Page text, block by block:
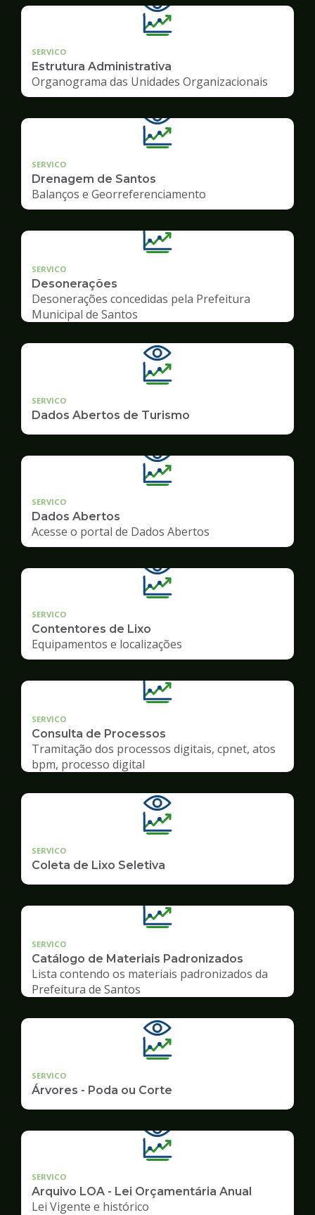
SERVICO
Estrutura Administrativa
Organograma das Unidades Organizacionais
SERVICO
Drenagem de Santos
Balanços e Georreferenciamento
SERVICO
Desonerações
Desonerações concedidas pela Prefeitura
Municipal de Santos
SERVICO
Dados Abertos de Turismo
SERVICO
Dados Abertos
Acesse o portal de Dados Abertos
SERVICO
Contentores de Lixo
Equipamentos e localizações
SERVICO
Consulta de Processos
Tramitação dos processos digitais, cpnet, atos
bpm, processo digital
SERVICO
Coleta de Lixo Seletiva
SERVICO
Catálogo de Materiais Padronizados
Lista contendo os materiais padronizados da
Prefeitura de Santos
SERVICO
Árvores - Poda ou Corte
SERVICO
Arquivo LOA - Lei Orçamentária Anual
Lei Vigente e histórico